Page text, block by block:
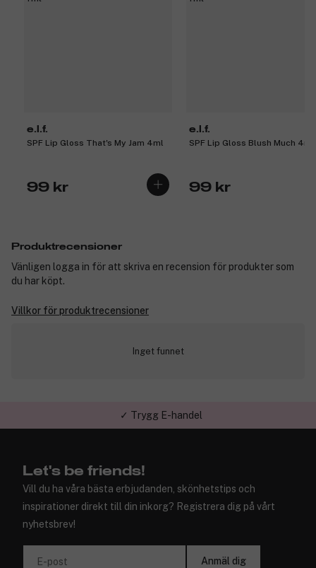
e.l.f.
SPF Lip Gloss That's My Jam 4ml
99 kr
e.l.f.
SPF Lip Gloss Blush Much 4ml
99 kr
Produktrecensioner
Vänligen logga in för att skriva en recension för produkter som
du har köpt.
Villkor för produktrecensioner
Inget funnet
✓ Trygg E-handel
Let's be friends!
Vill du ha våra bästa erbjudanden, skönhetstips och
inspirationer direkt till din inkorg? Registrera dig på vårt
nyhetsbrev!
E-post Anmäl dig